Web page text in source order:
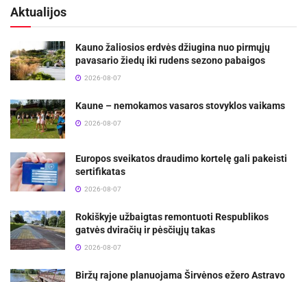
Aktualijos
Kauno žaliosios erdvės džiugina nuo pirmųjų
pavasario žiedų iki rudens sezono pabaigos
2026-08-07
Kaune – nemokamos vasaros stovyklos vaikams
2026-08-07
Europos sveikatos draudimo kortelę gali pakeisti
sertifikatas
2026-08-07
Rokiškyje užbaigtas remontuoti Respublikos
gatvės dviračių ir pėsčiųjų takas
2026-08-07
Biržų rajone planuojama Širvėnos ežero Astravo